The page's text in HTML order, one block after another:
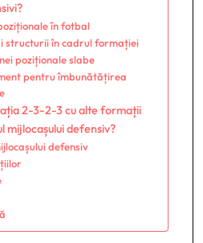
în fotbal
structurii în cadrul formației
poziționale slabe
pentru îmbunătățirea
2-3-2-3 cu alte formații
mijlocașului defensiv?
defensiv